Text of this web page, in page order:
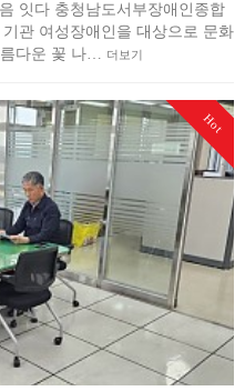
잇다 충청남도서부장애인종합
관 여성장애인을 대상으로 문화
름다운 꽃 나… 더보기
Hot